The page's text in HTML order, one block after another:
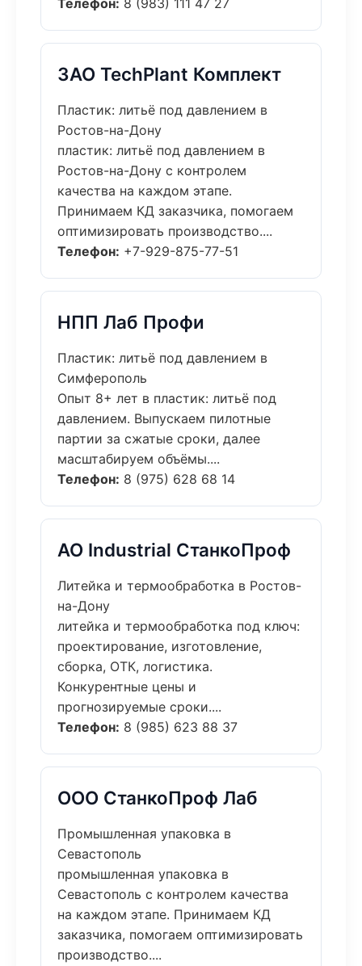
Телефон: 8 (983) 111 47 27
ЗАО TechPlant Комплект
Пластик: литьё под давлением в
Ростов-на-Дону
пластик: литьё под давлением в
Ростов-на-Дону с контролем
качества на каждом этапе.
Принимаем КД заказчика, помогаем
оптимизировать производство....
Телефон: +7-929-875-77-51
НПП Лаб Профи
Пластик: литьё под давлением в
Симферополь
Опыт 8+ лет в пластик: литьё под
давлением. Выпускаем пилотные
партии за сжатые сроки, далее
масштабируем объёмы....
Телефон: 8 (975) 628 68 14
АО Industrial СтанкоПроф
Литейка и термообработка в Ростов-
на-Дону
литейка и термообработка под ключ:
проектирование, изготовление,
сборка, ОТК, логистика.
Конкурентные цены и
прогнозируемые сроки....
Телефон: 8 (985) 623 88 37
ООО СтанкоПроф Лаб
Промышленная упаковка в
Севастополь
промышленная упаковка в
Севастополь с контролем качества
на каждом этапе. Принимаем КД
заказчика, помогаем оптимизировать
производство....